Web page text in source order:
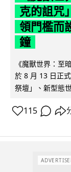
克的詛咒
領門檻而
鐘
《魔獸世界：至
於 8 月 13 日正
祭壇」、新型態
115